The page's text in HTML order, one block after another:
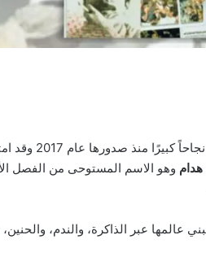
واحدة من أبرز
وهو الاسم المستوحى من الفصل
عالمها عبر الذاكرة، والندم،